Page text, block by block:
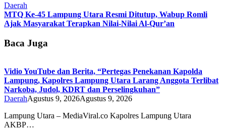
Daerah
MTQ Ke-45 Lampung Utara Resmi Ditutup, Wabup Romli
Ajak Masyarakat Terapkan Nilai-Nilai Al-Qur’an
Baca Juga
Vidio YouTube dan Berita, “Pertegas Penekanan Kapolda
Lampung, Kapolres Lampung Utara Larang Anggota Terlibat
Narkoba, Judol, KDRT dan Perselingkuhan”
DaerahAgustus 9, 2026Agustus 9, 2026
Lampung Utara – MediaViral.co Kapolres Lampung Utara
AKBP…